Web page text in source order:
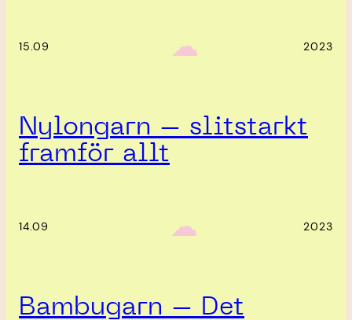
15.09 ‎ ‎‎ ☁︎‎‎ 2023
Nylongarn – slitstarkt
framför allt
14.09 ‎ ‎‎ ☁︎‎‎ 2023
Bambugarn – Det